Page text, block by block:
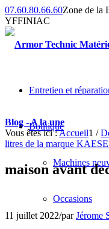
07.60.80.66.60Zone de la
YFFINIAC
Entretien et
Boutique
Machines
Occasions
Blog - A la une
Vous êtes ici :Accueil1 /
litres de la marque
maison avant
11 juillet 2022/parJérome